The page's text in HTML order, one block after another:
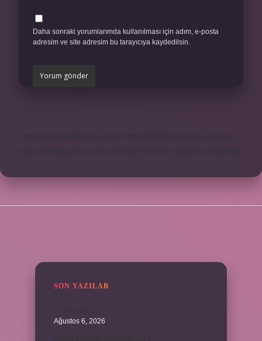
Daha sonraki yorumlarımda kullanılması için adım, e-posta
adresim ve site adresim bu tarayıcıya kaydedilsin.
SON YAZILAR
Ağustos 6, 2026